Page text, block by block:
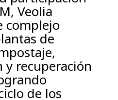
Veolia
complejo
de
y recuperación
de los